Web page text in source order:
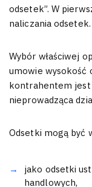
odsetek”. W
naliczania odsetek.
Wybór właściwej
umowie wysokość
kontrahentem jest
nieprowadząca
Odsetki mogą być
jako odsetki
handlowych,